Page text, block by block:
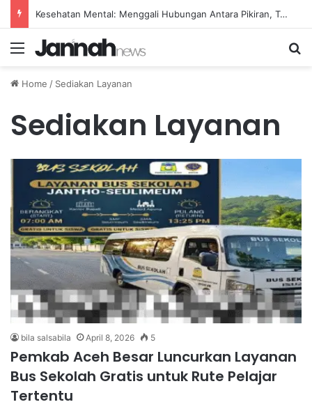
Kesehatan Mental: Menggali Hubungan Antara Pikiran, Tubuh, dan Emosi secara Mendalam
Menu
Home / Sediakan Layanan
Sediakan Layanan
bila salsabila April 8, 2026 5
Pemkab Aceh Besar Luncurkan Layanan
Bus Sekolah Gratis untuk Rute Pelajar
Tertentu